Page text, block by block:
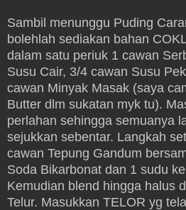
Sambil menunggu Puding
bolehlah sediakan bahan
dalam satu periuk 1 cawan
Susu Cair, 3/4 cawan Susu
cawan Minyak Masak (saya
Butter dlm sukatan myk tu).
perlahan sehingga semuanya
sejukkan sebentar. Langkah
cawan Tepung Gandum
Soda Bikarbonat dan 1 sudu
Kemudian blend hingga halus
Telur. Masukkan TELOR yg